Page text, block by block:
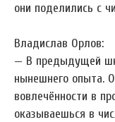
они поделились с
Владислав Орлов:
— В предыдущей
нынешнего опыта.
вовлечённости в
оказываешься в